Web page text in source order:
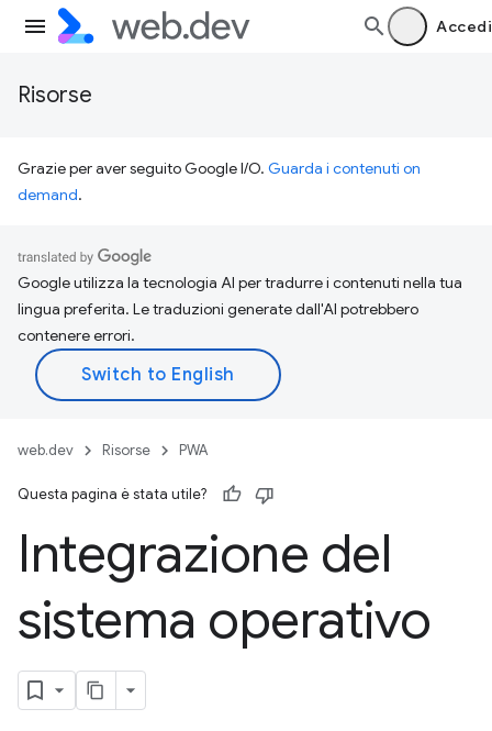
Accedi
Risorse
Grazie per aver seguito Google I/O. Guarda i contenuti on
demand.
Google utilizza la tecnologia AI per tradurre i contenuti nella tua
lingua preferita. Le traduzioni generate dall'AI potrebbero
contenere errori.
web.dev Risorse PWA
Questa pagina è stata utile?
Integrazione del
sistema operativo